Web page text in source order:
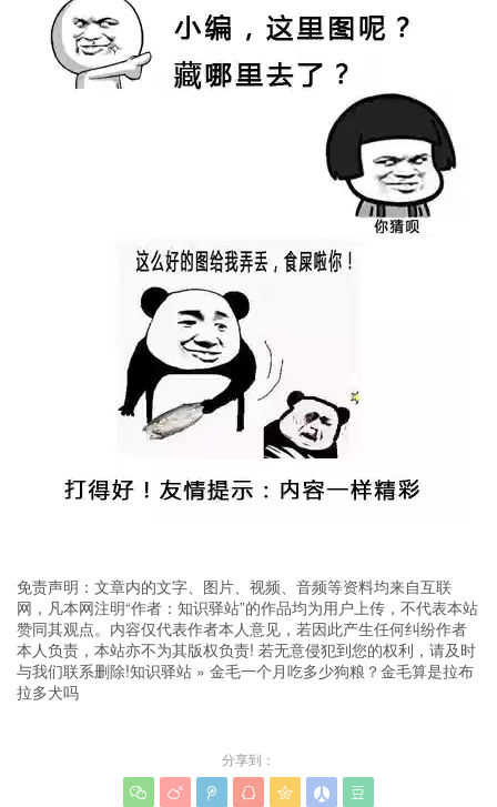
免责声明：文章内的文字、图片、视频、音频等资料均来自互联
网，凡本网注明“作者：知识驿站”的作品均为用户上传，不代表本站
赞同其观点。内容仅代表作者本人意见，若因此产生任何纠纷作者
本人负责，本站亦不为其版权负责! 若无意侵犯到您的权利，请及时
与我们联系删除!知识驿站 » 金毛一个月吃多少狗粮？金毛算是拉布
拉多犬吗
分享到：
      